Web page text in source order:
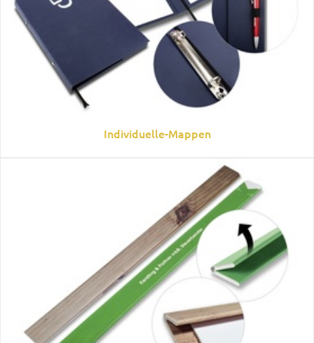
Individuelle-Mappen